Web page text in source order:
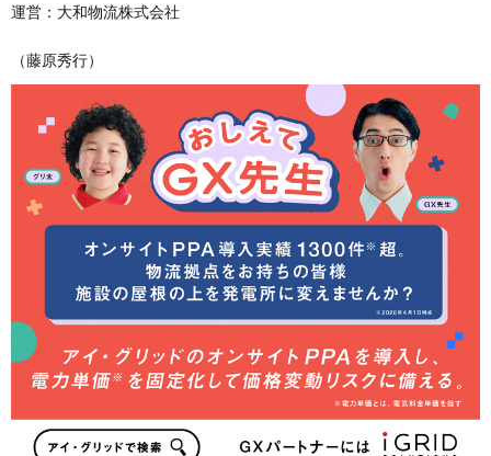
運営：大和物流株式会社
（藤原秀行）